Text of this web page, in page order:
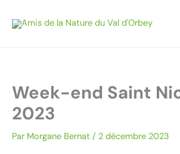
Week-end Saint
2023
Par Morgane Bernat / 2 décembre 2023